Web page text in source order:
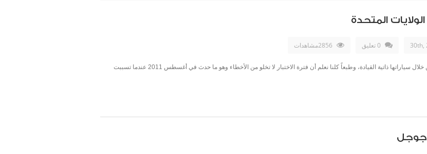
المتحدة
0 تعليق
تسعى جوجل لأن تنتقل بالإنسانية إلى مستوى جديد من المعيشة من خلال سياراتها ذاتية القيادة، وطبعاً كلنا نعلم أن فترة الاختبار لا تخلو من الأخطاء وهو ما حدث في أغسطس 2011 عندما تسببت
جوجل